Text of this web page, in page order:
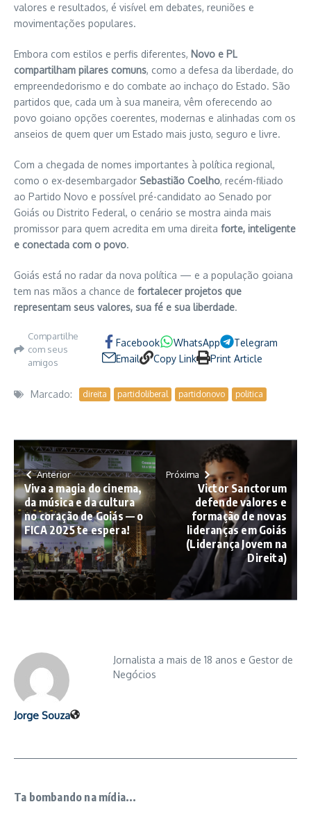
valores e resultados, é visível em debates, reuniões e
movimentações populares.
Embora com estilos e perfis diferentes, Novo e PL
compartilham pilares comuns, como a defesa da liberdade, do
empreendedorismo e do combate ao inchaço do Estado. São
partidos que, cada um à sua maneira, vêm oferecendo ao
povo goiano opções coerentes, modernas e alinhadas com os
anseios de quem quer um Estado mais justo, seguro e livre.
Com a chegada de nomes importantes à política regional,
como o ex-desembargador Sebastião Coelho, recém-filiado
ao Partido Novo e possível pré-candidato ao Senado por
Goiás ou Distrito Federal, o cenário se mostra ainda mais
promissor para quem acredita em uma direita forte, inteligente
e conectada com o povo.
Goiás está no radar da nova política — e a população goiana
tem nas mãos a chance de fortalecer projetos que
representam seus valores, sua fé e sua liberdade.
Compartilhe
com seus
amigos
Facebook WhatsApp
Telegram
Email
Copy Link Print Article
Marcado: direita partidoliberal partidonovo politica
Anterior
Viva a magia do cinema,
da música e da cultura
no coração de Goiás — o
FICA 2025 te espera!
Próxima
Victor Sanctorum
defende valores e
formação de novas
lideranças em Goiás
(Liderança Jovem na
Direita)
Jorge Souza
Jornalista a mais de 18 anos e Gestor de
Negócios
Ta bombando na mídia...